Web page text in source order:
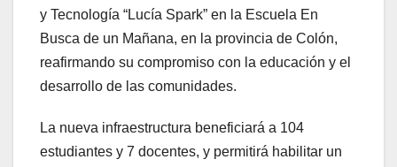
y Tecnología “Lucía Spark” en la Escuela En
Busca de un Mañana, en la provincia de Colón,
reafirmando su compromiso con la educación y el
desarrollo de las comunidades.
La nueva infraestructura beneficiará a 104
estudiantes y 7 docentes, y permitirá habilitar un